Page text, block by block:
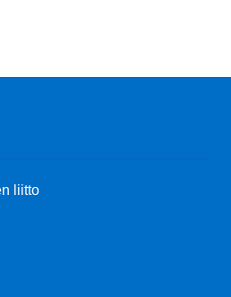
liitto